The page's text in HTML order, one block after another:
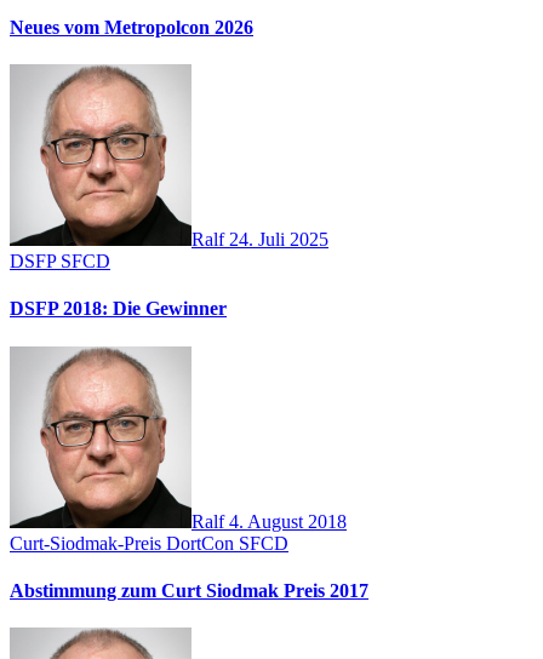
Neues vom Metropolcon 2026
Ralf 24. Juli 2025
DSFP SFCD
DSFP 2018: Die Gewinner
Ralf4. August 2018
Curt-Siodmak-Preis DortCon SFCD
Abstimmung zum Curt Siodmak Preis 2017